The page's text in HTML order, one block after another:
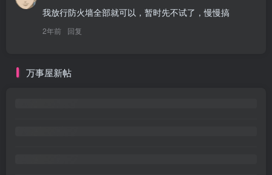
我放行防火墙全部就可以，暂时先不试了，慢慢搞
2年前 回复
万事屋新帖